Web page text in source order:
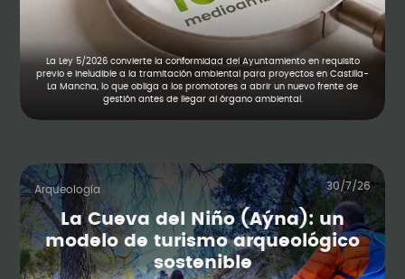
La Ley 5/2026 convierte la conformidad del Ayuntamiento en requisito
previo e ineludible a la tramitación ambiental para proyectos en Castilla-
La Mancha, lo que obliga a los promotores a abrir un nuevo frente de
gestión antes de llegar al órgano ambiental.
Arqueología 30/7/26
La Cueva del Niño (Aýna): un
modelo de turismo arqueológico
sostenible